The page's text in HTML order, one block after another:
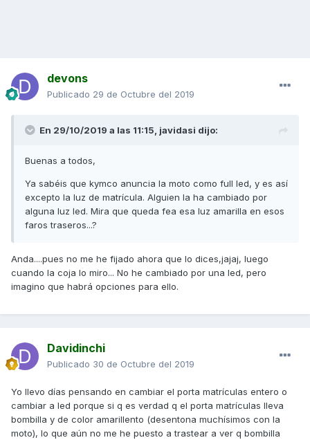
devons
Publicado 29 de Octubre del 2019
En 29/10/2019 a las 11:15, javidasi dijo:
Buenas a todos,
Ya sabéis que kymco anuncia la moto como full led, y es así
excepto la luz de matrícula. Alguien la ha cambiado por
alguna luz led. Mira que queda fea esa luz amarilla en esos
faros traseros...?
Anda....pues no me he fijado ahora que lo dices,jajaj, luego
cuando la coja lo miro... No he cambiado por una led, pero
imagino que habrá opciones para ello.
Davidinchi
Publicado 30 de Octubre del 2019
Yo llevo días pensando en cambiar el porta matrículas entero o
cambiar a led porque si q es verdad q el porta matrículas lleva
bombilla y de color amarillento (desentona muchísimos con la
moto), lo que aún no me he puesto a trastear a ver q bombilla